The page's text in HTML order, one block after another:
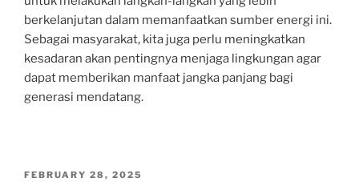
berkelanjutan dalam memanfaatkan sumber energi ini.
Sebagai masyarakat, kita juga perlu meningkatkan
kesadaran akan pentingnya menjaga lingkungan agar
dapat memberikan manfaat jangka panjang bagi
generasi mendatang.
POSTED
FEBRUARY 28, 2025